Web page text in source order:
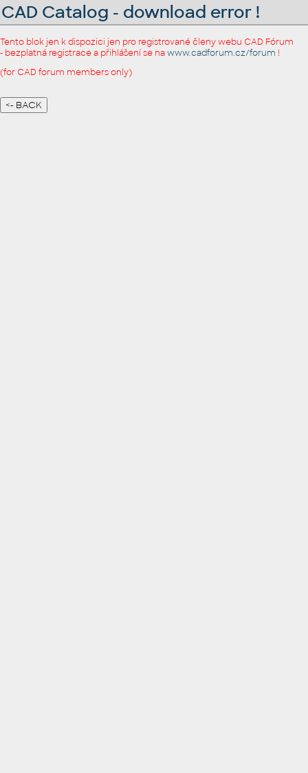
CAD Catalog - download error !
Tento blok jen k dispozici jen pro registrované členy webu CAD Fórum
- bezplatná registrace a přihlášení se nawww.cadforum.cz/forum !
(for CAD forum members only)